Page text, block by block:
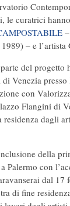
le curatrici
– e l’artista
del progetto
Venezia
con
Flangini di
residenza dagli
della
Palermo con
dal
di fine